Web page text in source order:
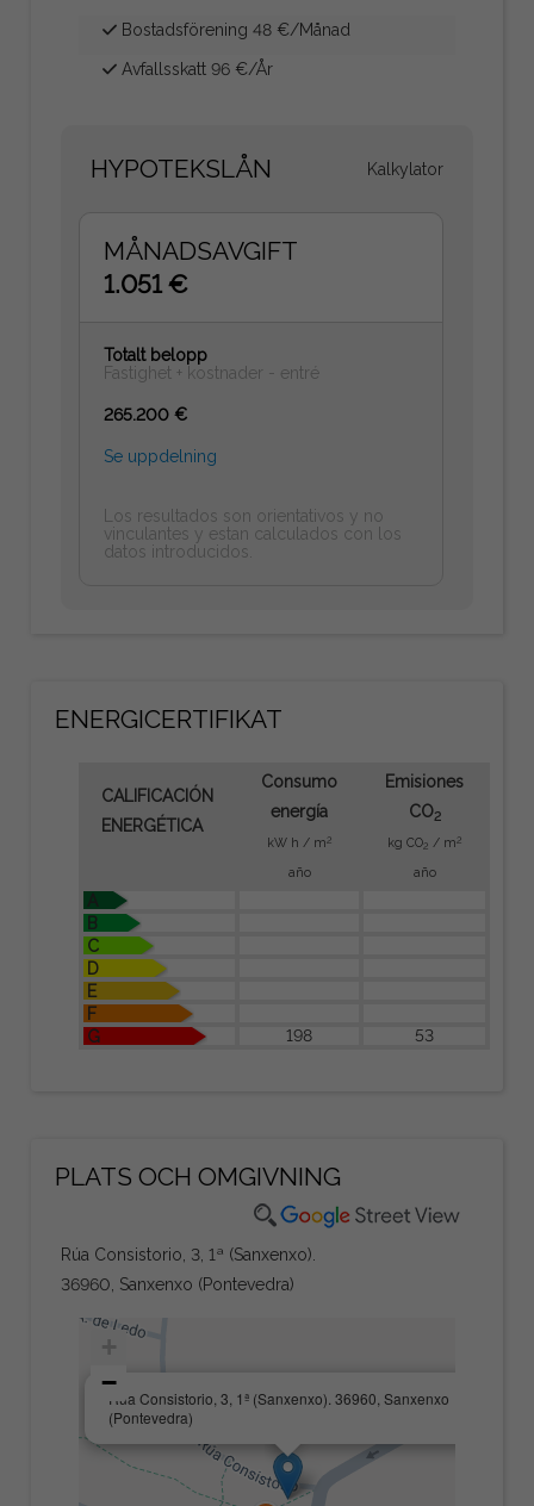
Bostadsförening 48 €/Månad
Avfallsskatt 96 €/År
HYPOTEKSLÅN Kalkylator
MÅNADSAVGIFT
1.051 €
Totalt belopp
Fastighet + kostnader - entré
265.200 €
Se uppdelning
Los resultados son orientativos y no
vinculantes y estan calculados con los
datos introducidos.
ENERGICERTIFIKAT
CALIFICACIÓN
ENERGÉTICA
Consumo
energía
kW h / m 2
año
Emisiones
CO2
kg CO2 / m 2
año
A
B
C
D
E
F
G
198 53
PLATS OCH OMGIVNING
Rúa Consistorio, 3, 1ª (Sanxenxo).
36960, Sanxenxo (Pontevedra)
Rúa Consistorio, 3, 1ª (Sanxenxo). 36960, Sanxenxo
(Pontevedra)
−